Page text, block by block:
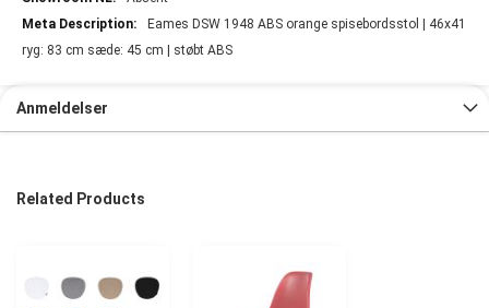
Eames DSW 1948 ABS orange spisebordsstol | 46x41
ryg: 83 cm sæde: 45 cm | støbt ABS
Anmeldelser
Related Products